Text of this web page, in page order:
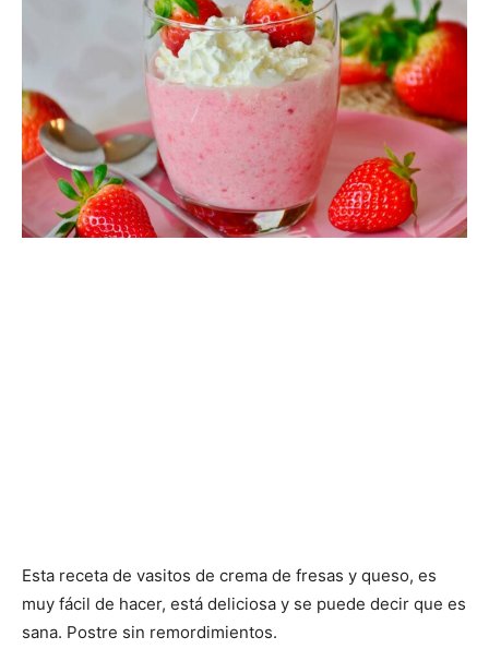
Esta receta de vasitos de crema de fresas y queso, es
muy fácil de hacer, está deliciosa y se puede decir que es
sana. Postre sin remordimientos.